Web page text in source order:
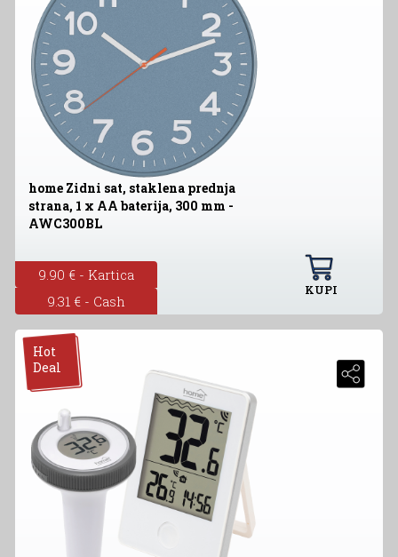
home Zidni sat, staklena prednja
strana, 1 x AA baterija, 300 mm -
AWC300BL
9.90 € - Kartica
9.31 € - Cash
KUPI
Hot
Deal